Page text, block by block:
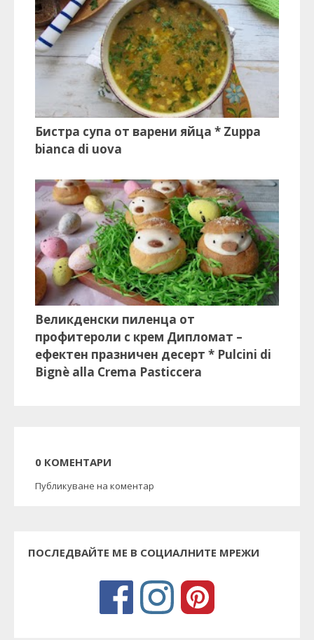
Бистра супа от варени яйца * Zuppa
bianca di uova
Великденски пиленца от
профитероли с крем Дипломат –
ефектен празничен десерт * Pulcini di
Bignè alla Crema Pasticcera
0 КОМЕНТАРИ
Публикуване на коментар
ПОСЛЕДВАЙТЕ МЕ В СОЦИАЛНИТЕ МРЕЖИ